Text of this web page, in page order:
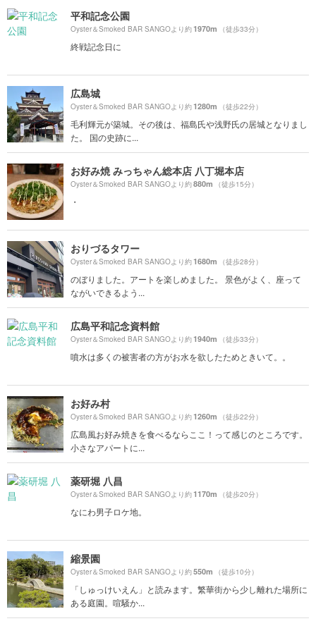
平和記念公園
Oyster＆Smoked BAR SANGOより約1970m （徒歩33分）
終戦記念日に
広島城
Oyster＆Smoked BAR SANGOより約1280m （徒歩22分）
毛利輝元が築城。その後は、福島氏や浅野氏の居城となりまし
た。 国の史跡に...
お好み焼 みっちゃん総本店 八丁堀本店
Oyster＆Smoked BAR SANGOより約880m （徒歩15分）
・
おりづるタワー
Oyster＆Smoked BAR SANGOより約1680m （徒歩28分）
のぼりました。アートを楽しめました。 景色がよく、座って
ながいできるよう...
広島平和記念資料館
Oyster＆Smoked BAR SANGOより約1940m （徒歩33分）
噴水は多くの被害者の方がお水を欲したためときいて。。
お好み村
Oyster＆Smoked BAR SANGOより約1260m （徒歩22分）
広島風お好み焼きを食べるならここ！って感じのところです。
小さなアパートに...
薬研堀 八昌
Oyster＆Smoked BAR SANGOより約1170m （徒歩20分）
なにわ男子ロケ地。
縮景園
Oyster＆Smoked BAR SANGOより約550m （徒歩10分）
「しゅっけいえん」と読みます。繁華街から少し離れた場所に
ある庭園。喧騒か...